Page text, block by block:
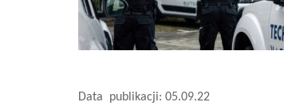
Data publikacji: 05.09.22